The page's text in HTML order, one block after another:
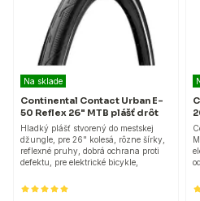
Na sklade
Continental Contact Urban E-
50 Reflex 26" MTB plášť drôt
Hladký plášť stvorený do mestskej
džungle, pre 26" kolesá, rôzne šírky,
reflexné pruhy, dobrá ochrana proti
defektu, pre elektrické bicykle,